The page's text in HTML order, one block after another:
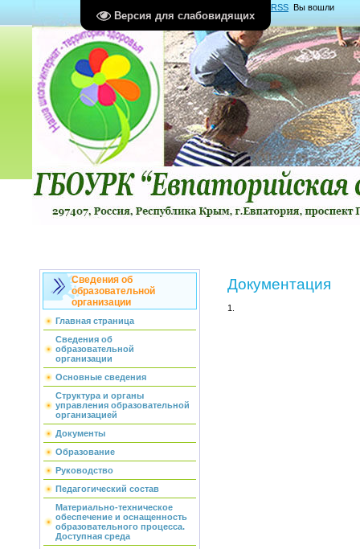
Версия для слабовидящих
RSS Вы вошли
какГость Группа "Гости"
Сведения об
образовательной
организации
Главная страница
Сведения об
образовательной
организации
Основные сведения
Структура и органы
управления образовательной
организацией
Документы
Образование
Руководство
Педагогический состав
Материально-техническое
обеспечение и оснащенность
образовательного процесса.
Доступная среда
Документация
1.